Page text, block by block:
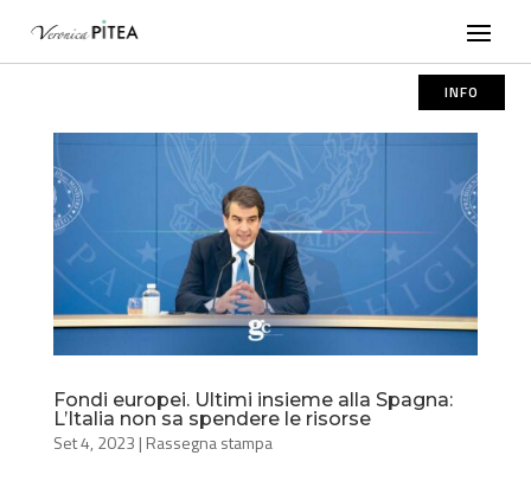
INFO
Fondi europei. Ultimi insieme alla Spagna:
L’Italia non sa spendere le risorse
Set 4, 2023 | Rassegna stampa